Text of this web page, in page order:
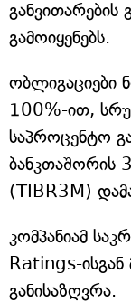
განვითარების
გამოიყენებს.
ობლიგაციები
100%-ით,
საპროცენტო
ბანკთაშორის
(TIBR3M)
კომპანიამ
Ratings-
განისაზღვრა.